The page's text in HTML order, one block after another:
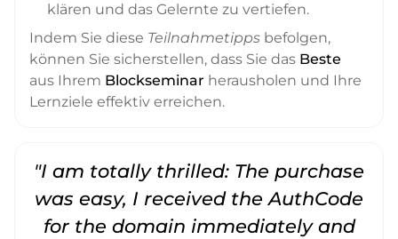
klären und das Gelernte zu vertiefen.
Indem Sie diese Teilnahmetipps befolgen,
können Sie sicherstellen, dass Sie das Beste
aus Ihrem Blockseminar herausholen und Ihre
Lernziele effektiv erreichen.
"I am totally thrilled: The purchase
was easy, I received the AuthCode
for the domain immediately and